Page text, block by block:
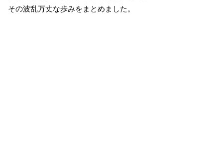
その波乱万丈な歩みをまとめました。